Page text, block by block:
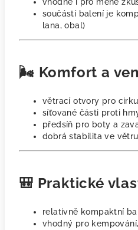
součástí balení je
lana, obal)
🌬️ Komfort a
větrací otvory pro
síťované části proti
předsíň pro boty a
dobrá stabilita ve
🎒 Praktické
relativně kompaktní
vhodný pro